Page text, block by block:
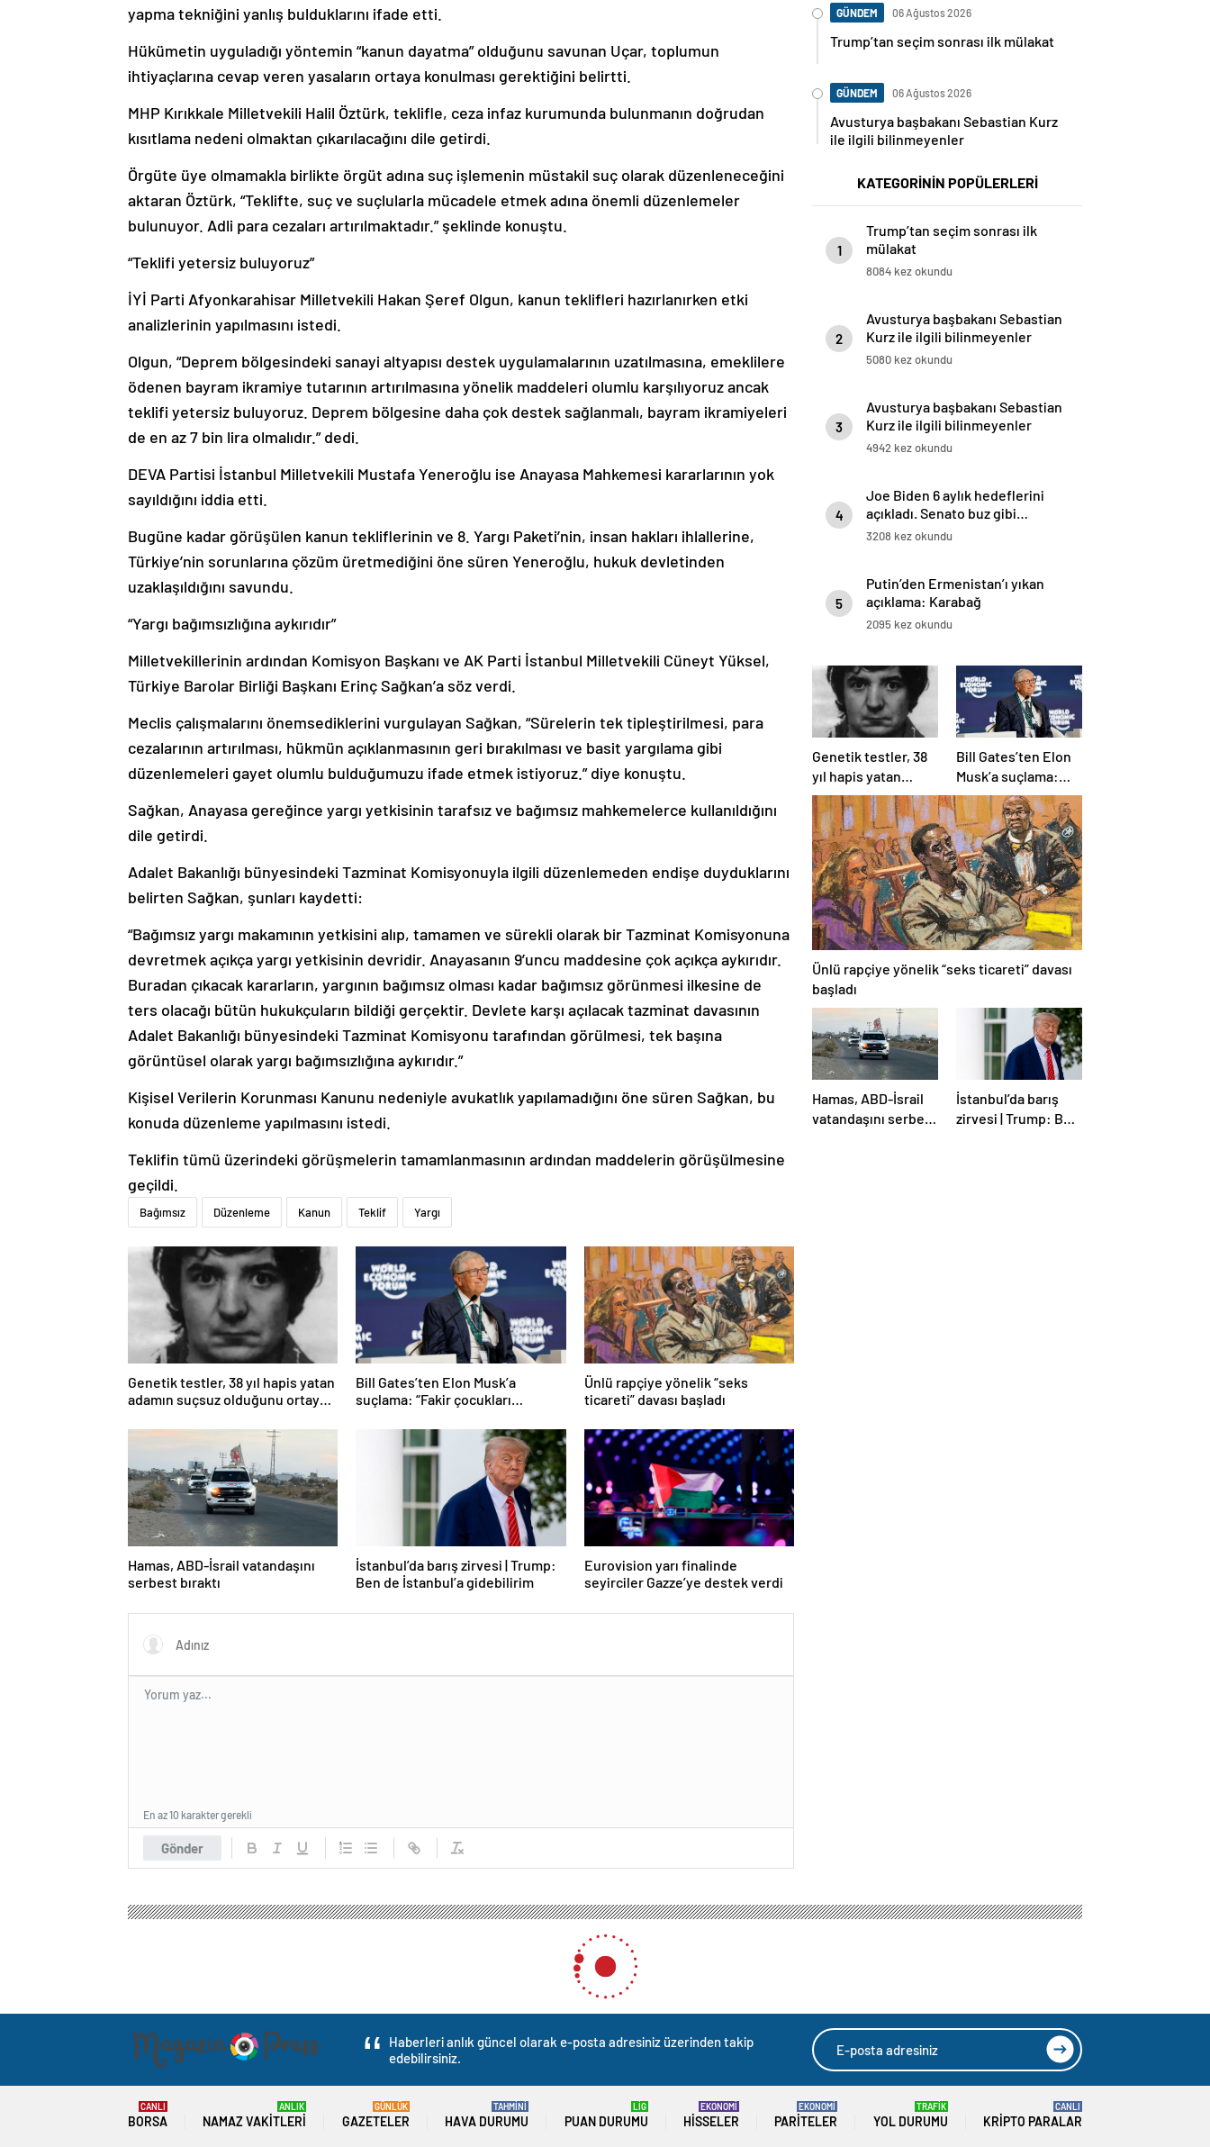
yapma tekniğini yanlış bulduklarını ifade etti.
Hükümetin uyguladığı yöntemin “kanun dayatma” olduğunu savunan Uçar, toplumun
ihtiyaçlarına cevap veren yasaların ortaya konulması gerektiğini belirtti.
MHP Kırıkkale Milletvekili Halil Öztürk, teklifle, ceza infaz kurumunda bulunmanın doğrudan
kısıtlama nedeni olmaktan çıkarılacağını dile getirdi.
Örgüte üye olmamakla birlikte örgüt adına suç işlemenin müstakil suç olarak düzenleneceğini
aktaran Öztürk, “Teklifte, suç ve suçlularla mücadele etmek adına önemli düzenlemeler
bulunuyor. Adli para cezaları artırılmaktadır.” şeklinde konuştu.
“Teklifi yetersiz buluyoruz”
İYİ Parti Afyonkarahisar Milletvekili Hakan Şeref Olgun, kanun teklifleri hazırlanırken etki
analizlerinin yapılmasını istedi.
Olgun, “Deprem bölgesindeki sanayi altyapısı destek uygulamalarının uzatılmasına, emeklilere
ödenen bayram ikramiye tutarının artırılmasına yönelik maddeleri olumlu karşılıyoruz ancak
teklifi yetersiz buluyoruz. Deprem bölgesine daha çok destek sağlanmalı, bayram ikramiyeleri
de en az 7 bin lira olmalıdır.” dedi.
DEVA Partisi İstanbul Milletvekili Mustafa Yeneroğlu ise Anayasa Mahkemesi kararlarının yok
sayıldığını iddia etti.
Bugüne kadar görüşülen kanun tekliflerinin ve 8. Yargı Paketi’nin, insan hakları ihlallerine,
Türkiye’nin sorunlarına çözüm üretmediğini öne süren Yeneroğlu, hukuk devletinden
uzaklaşıldığını savundu.
“Yargı bağımsızlığına aykırıdır”
Milletvekillerinin ardından Komisyon Başkanı ve AK Parti İstanbul Milletvekili Cüneyt Yüksel,
Türkiye Barolar Birliği Başkanı Erinç Sağkan’a söz verdi.
Meclis çalışmalarını önemsediklerini vurgulayan Sağkan, “Sürelerin tek tipleştirilmesi, para
cezalarının artırılması, hükmün açıklanmasının geri bırakılması ve basit yargılama gibi
düzenlemeleri gayet olumlu bulduğumuzu ifade etmek istiyoruz.” diye konuştu.
Sağkan, Anayasa gereğince yargı yetkisinin tarafsız ve bağımsız mahkemelerce kullanıldığını
dile getirdi.
Adalet Bakanlığı bünyesindeki Tazminat Komisyonuyla ilgili düzenlemeden endişe duyduklarını
belirten Sağkan, şunları kaydetti:
“Bağımsız yargı makamının yetkisini alıp, tamamen ve sürekli olarak bir Tazminat Komisyonuna
devretmek açıkça yargı yetkisinin devridir. Anayasanın 9’uncu maddesine çok açıkça aykırıdır.
Buradan çıkacak kararların, yargının bağımsız olması kadar bağımsız görünmesi ilkesine de
ters olacağı bütün hukukçuların bildiği gerçektir. Devlete karşı açılacak tazminat davasının
Adalet Bakanlığı bünyesindeki Tazminat Komisyonu tarafından görülmesi, tek başına
görüntüsel olarak yargı bağımsızlığına aykırıdır.”
Kişisel Verilerin Korunması Kanunu nedeniyle avukatlık yapılamadığını öne süren Sağkan, bu
konuda düzenleme yapılmasını istedi.
Teklifin tümü üzerindeki görüşmelerin tamamlanmasının ardından maddelerin görüşülmesine
geçildi.
Bağımsız Düzenleme Kanun Teklif Yargı
Genetik testler, 38 yıl hapis yatan
adamın suçsuz olduğunu ortaya
Bill Gates’ten Elon Musk’a
suçlama: “Fakir çocukları
Ünlü rapçiye yönelik “seks
ticareti” davası başladı
Hamas, ABD-İsrail vatandaşını
serbest bıraktı
İstanbul’da barış zirvesi | Trump:
Ben de İstanbul’a gidebilirim
Eurovision yarı finalinde
seyirciler Gazze’ye destek verdi
Gönder
En az 10 karakter gerekli
GÜNDEM 06 Ağustos 2026
Trump’tan seçim sonrası ilk mülakat
GÜNDEM 06 Ağustos 2026
Avusturya başbakanı Sebastian Kurz
ile ilgili bilinmeyenler
KATEGORİNİN POPÜLERLERİ
1
Trump’tan seçim sonrası ilk
mülakat
8084 kez okundu
2
Avusturya başbakanı Sebastian
Kurz ile ilgili bilinmeyenler
5080 kez okundu
3
Avusturya başbakanı Sebastian
Kurz ile ilgili bilinmeyenler
4942 kez okundu
4
Joe Biden 6 aylık hedeflerini
açıkladı. Senato buz gibi…
3208 kez okundu
5
Putin’den Ermenistan’ı yıkan
açıklama: Karabağ
Azerbaycan’ın ayrılmaz bir
2095 kez okundu
Genetik testler, 38
yıl hapis yatan
adamın suçsuz
olduğunu ortaya
çıkardı
Bill Gates’ten Elon
Musk’a suçlama:
“Fakir çocukları
öldürdü”
Ünlü rapçiye yönelik “seks ticareti” davası
başladı
Hamas, ABD-İsrail
vatandaşını serbest
İstanbul’da barış
zirvesi | Trump: Ben
Haberleri anlık güncel olarak e-posta adresiniz üzerinden takip
edebilirsiniz.
BORSA
CANLI
NAMAZ VAKITLERI
ANLIK
GAZETELER
GÜNLÜK
HAVA DURUMU
TAHMİNİ
PUAN DURUMU
LİG
HISSELER
EKONOMİ
PARITELER
EKONOMİ
YOL DURUMU
TRAFİK
KRIPTO PARALAR
CANLI